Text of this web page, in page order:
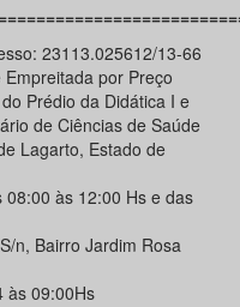
23113.025612/13-66
por Preço
Prédio da Didática I e
de Ciências de Saúde
Lagarto, Estado de
08:00 às 12:00 Hs e das
n, Bairro Jardim Rosa
às 09:00Hs